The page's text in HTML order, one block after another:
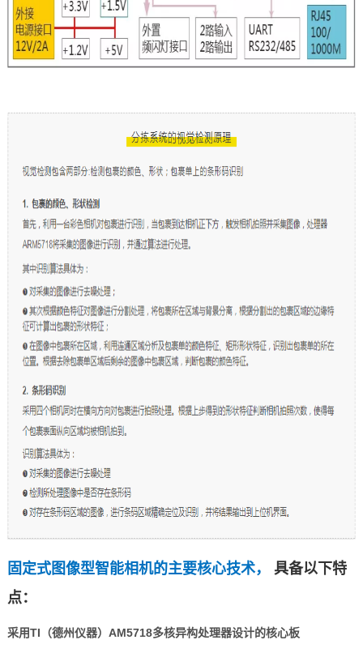
固定式图像型智能相机的主要核心技术，
具备以下特
点：
采用TI（德州仪器） AM5718多核异构处理器设计的核心板